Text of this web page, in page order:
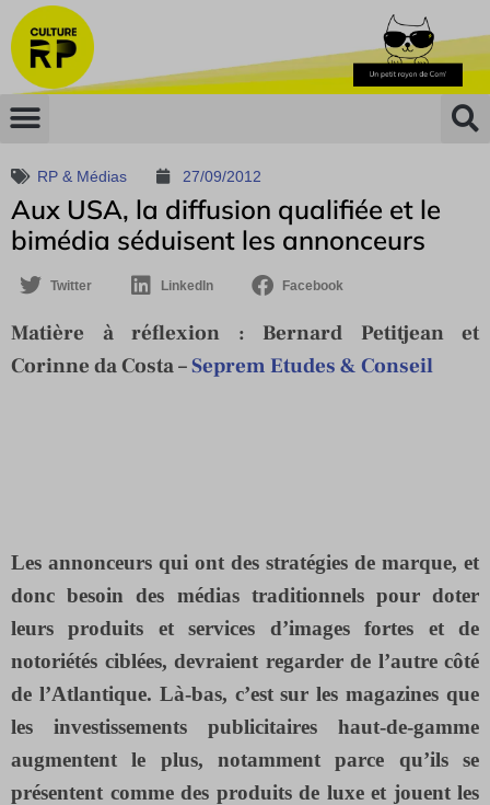
RP & Médias 27/09/2012
Aux USA, la diffusion qualifiée et le
bimédia séduisent les annonceurs
Twitter LinkedIn Facebook
Matière à réflexion : Bernard Petitjean et
Corinne da Costa –Seprem Etudes & Conseil
Les annonceurs qui ont des stratégies de marque, et
donc besoin des médias traditionnels pour doter
leurs produits et services d’images fortes et de
notoriétés ciblées, devraient regarder de l’autre côté
de l’Atlantique. Là-bas, c’est sur les magazines que
les investissements publicitaires haut-de-gamme
augmentent le plus, notamment parce qu’ils se
présentent comme des produits de luxe et jouent les